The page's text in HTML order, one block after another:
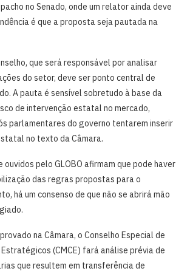
no Senado, onde um relator ainda deve
é que a proposta seja pautada na
que será responsável por analisar
do setor, deve ser ponto central de
A pauta é sensível sobretudo à base da
de intervenção estatal no mercado,
parlamentares do governo tentarem inserir
no texto da Câmara.
ouvidos pelo GLOBO afirmam que pode haver
das regras propostas para o
há um consenso de que não se abrirá mão
na Câmara, o Conselho Especial de
(CMCE) fará análise prévia de
que resultem em transferência de